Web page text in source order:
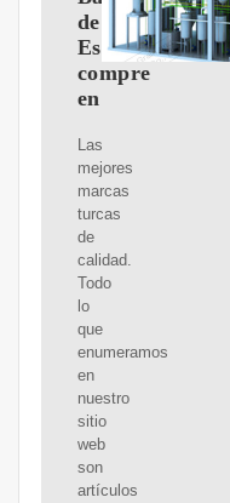
de
Estambul:
compre
en
Las
mejores
marcas
turcas
de
calidad.
Todo
lo
que
enumeramos
en
nuestro
sitio
web
son
artículos